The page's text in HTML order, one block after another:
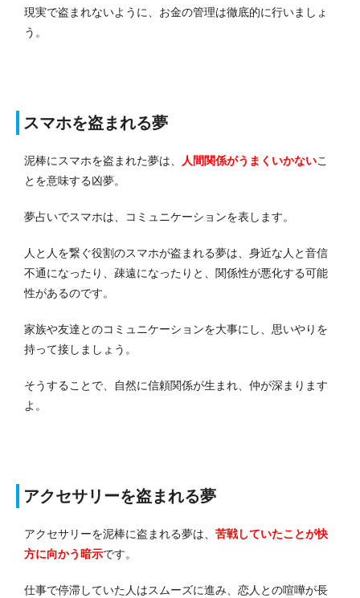
現実で盗まれないように、お金の管理は徹底的に行いましょ
う。
スマホを盗まれる夢
泥棒にスマホを盗まれた夢は、 人間関係がうまくいかないこ
とを意味する凶夢。
夢占いでスマホは、コミュニケーションを表します。
人と人を繋ぐ役割のスマホが盗まれる夢は、身近な人と音信
不通になったり、疎遠になったりと、関係性が悪化する可能
性があるのです。
家族や友達とのコミュニケーションを大事にし、思いやりを
持って接しましょう。
そうすることで、自然に信頼関係が生まれ、仲が深まります
よ。
アクセサリーを盗まれる夢
アクセサリーを泥棒に盗まれる夢は、 苦戦していたことが快
方に向かう暗示です。
仕事で停滞していた人はスムーズに進み、恋人との喧嘩が長